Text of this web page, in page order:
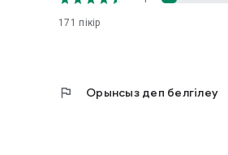
171 пікір
flag Орынсыз деп белгілеу